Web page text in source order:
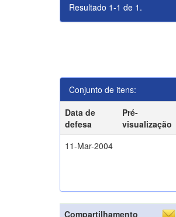
Resultado 1-1 de 1.
Conjunto de itens:
Data de
defesa
Pré-
visualização
11-Mar-2004
Compartilhamento